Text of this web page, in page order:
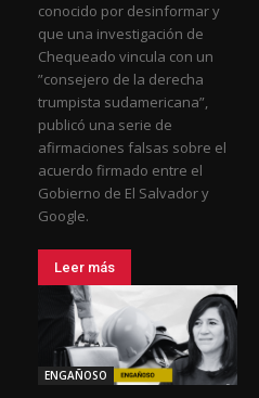
conocido por desinformar y
que una investigación de
Chequeado vincula con un
”consejero de la derecha
trumpista sudamericana”,
publicó una serie de
afirmaciones falsas sobre el
acuerdo firmado entre el
Gobierno de El Salvador y
Google.
Leer más
ENGAÑOSO